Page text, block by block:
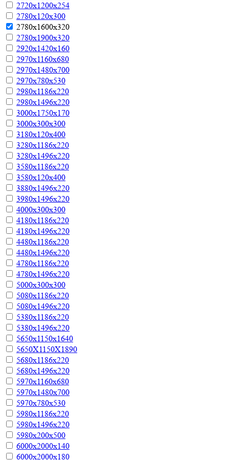
2720х1200х254
2780х120х300
2780х1600х320
2780х1900х320
2920х1420х160
2970х1160х680
2970х1480х700
2970х780х530
2980х1186х220
2980х1496х220
3000х1750х170
3000х300х300
3180х120х400
3280х1186х220
3280х1496х220
3580х1186х220
3580х120х400
3880х1496х220
3980х1496х220
4000х300х300
4180х1186х220
4180х1496х220
4480х1186х220
4480х1496х220
4780х1186х220
4780х1496х220
5000х300х300
5080х1186х220
5080х1496х220
5380х1186х220
5380х1496х220
5650х1150х1640
5650Х1150Х1890
5680х1186х220
5680х1496х220
5970х1160х680
5970х1480х700
5970х780х530
5980х1186х220
5980х1496х220
5980х200х500
6000х2000х140
6000х2000х180